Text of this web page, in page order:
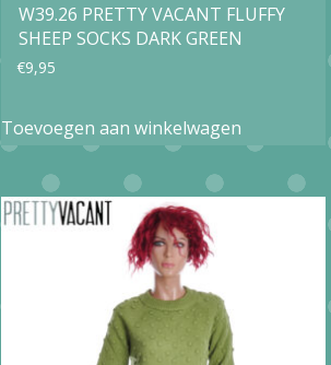
W39.26 PRETTY VACANT FLUFFY
SHEEP SOCKS DARK GREEN
€9,95
Toevoegen aan winkelwagen